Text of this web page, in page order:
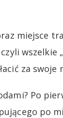
miejsce
wszelkie
za
Po
po